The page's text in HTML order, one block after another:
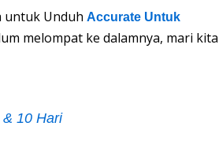
untuk Unduh Accurate Untuk
melompat ke dalamnya, mari kita
10 Hari